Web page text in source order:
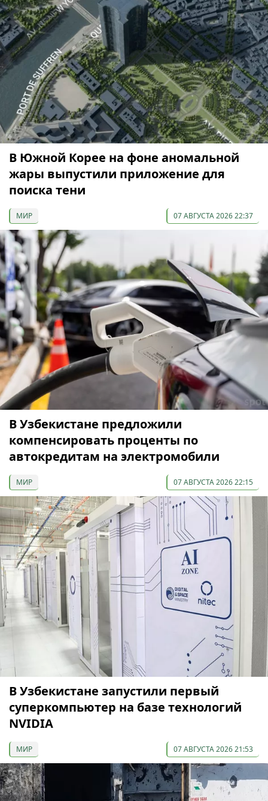
В Южной Корее на фоне аномальной
жары выпустили приложение для
поиска тени
МИР 07 АВГУСТА 2026 22:37
В Узбекистане предложили
компенсировать проценты по
автокредитам на электромобили
МИР 07 АВГУСТА 2026 22:15
В Узбекистане запустили первый
суперкомпьютер на базе технологий
NVIDIA
МИР 07 АВГУСТА 2026 21:53